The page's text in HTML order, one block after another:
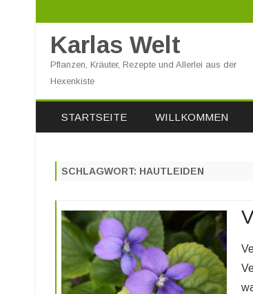
Karlas Welt
Pflanzen, Kräuter, Rezepte und Allerlei aus der
Hexenkiste
STARTSEITE WILLKOMMEN
SCHLAGWORT: HAUTLEIDEN